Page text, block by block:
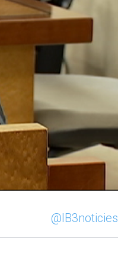
@IB3noticies